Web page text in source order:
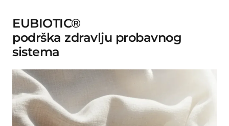
EUBIOTIC®
podrška zdravlju probavnog
sistema